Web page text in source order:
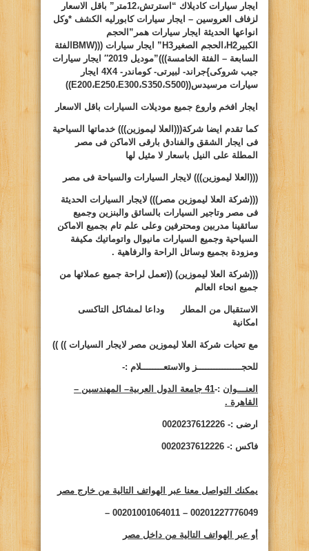
ايجار سيارات كاديلاك “استرتش،12متر” باقل الاسعار
لزفاف العروسين – ايجار سيارات كابورليه الكشف *وكل
انواعها الحديثة ايجار سيارات همر”الحجم
الكبير H2،الحجم الصغير H3 ” ايجار سيارات (((BMW الفئة
السابعة – الفئة الخامسة)))”موديل 2019″ ايجار سيارات
جيب شروكى}جراند- لبيرتى- كوماندر-4X4 ايجار
سيارات مرسيدس((
E200،E250،E300،S350،S500
))
ايجار افخم واروع جميع موديلات السيارات باقل الاسعار
كما تقدم ايضا شركة(((العلا ليموزين))) خدماتها السياحية
فى ايجار الشقق والفنادق بارقى الاماكن فى مصر
المطلة على النيل باسعار لا مثيل لها
(((العلا ليموزين))) لايجار السيارات والسياحة فى مصر
(((شركة العلا ليموزين مصر))) لايجار السيارات الحديثة
فى مصر وتاجير السيارات بالسائق والبنزين وجميع
سائقينا مدربين ومحترفين وعلى علم تام بجميع الاماكن
السياحية وجميع السيارات مانيوال واتوماتيك مكيفة
ومزودة بجميع وسائل الراحة والرفاهية .
(((شركة العلا ليموزين) ((تعمل لراحة جميع عملائها من
جميع انحاء العالم
الاستقبال من المطار وداعا لمشاكل التاكسى
امكانية
مع تحيات شركة العلا ليموزين مصر لايجار السيارات )) ))
للحجــــــــــــــــز والاستعــــــــلام :-
العنـــوان :-
41 جامعة الدول العربية– المهندسين –
القاهرة .
ارضى :- 0020237612226
فاكس :- 0020237612226
يمكنك التواصل معنا عبر الهواتف التالية من خارج مصر
00201227776049 – 00201001064011 –
أو عبر الهواتف التالية من داخل مصر